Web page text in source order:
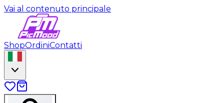
Vai al contenuto principale
ShopOrdiniContatti